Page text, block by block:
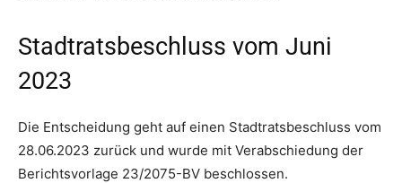
Stadtratsbeschluss vom Juni
2023
Die Entscheidung geht auf einen Stadtratsbeschluss vom
28.06.2023 zurück und wurde mit Verabschiedung der
Berichtsvorlage 23/2075-BV beschlossen.